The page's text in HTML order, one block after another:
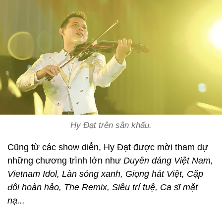
Hy Đạt trên sân khấu.
Cũng từ các show diễn, Hy Đạt được mời tham dự
những chương trình lớn như Duyên dáng Việt Nam,
Vietnam Idol, Làn sóng xanh, Giọng hát Việt, Cặp
đôi hoàn hảo, The Remix, Siêu trí tuệ, Ca sĩ mặt
nạ...